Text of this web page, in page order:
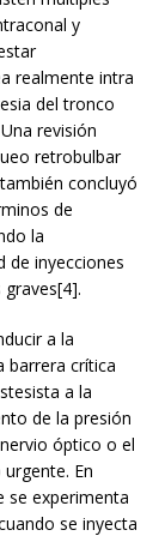
y
realmente intra
del tronco
revisión
retrobulbar
concluyó
de
la
de inyecciones
a la
barrera crítica
a la
de la presión
óptico o el
En
se experimenta
se inyecta